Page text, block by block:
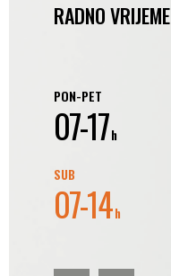
RADNO VRIJEME
PON-PET
07-17h
SUB
07-14h